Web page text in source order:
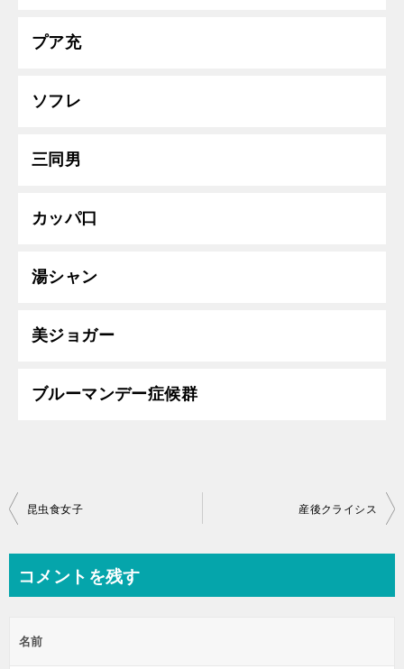
プア充
ソフレ
三同男
カッパ口
湯シャン
美ジョガー
ブルーマンデー症候群
投
ビ
ー
昆虫食女子 産後クライシス
コメントを残す
名前